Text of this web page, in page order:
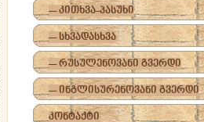
-- კითხვა-პასუხი
-- სხვადასხვა
-- რუსულენოვანი გვერდი
-- ინგლისურენოვანი გვერდი
კონტაქტი